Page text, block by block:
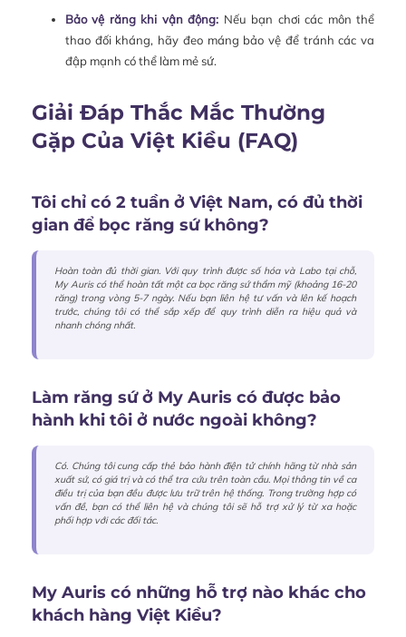
Bảo vệ răng khi vận động: Nếu bạn chơi các môn thể
thao đối kháng, hãy đeo máng bảo vệ để tránh các va
đập mạnh có thể làm mẻ sứ.
Giải Đáp Thắc Mắc Thường
Gặp Của Việt Kiều (FAQ)
Tôi chỉ có 2 tuần ở Việt Nam, có đủ thời
gian để bọc răng sứ không?
Hoàn toàn đủ thời gian. Với quy trình được số hóa và Labo tại chỗ,
My Auris có thể hoàn tất một ca bọc răng sứ thẩm mỹ (khoảng 16-20
răng) trong vòng 5-7 ngày. Nếu bạn liên hệ tư vấn và lên kế hoạch
trước, chúng tôi có thể sắp xếp để quy trình diễn ra hiệu quả và
nhanh chóng nhất.
Làm răng sứ ở My Auris có được bảo
hành khi tôi ở nước ngoài không?
Có. Chúng tôi cung cấp thẻ bảo hành điện tử chính hãng từ nhà sản
xuất sứ, có giá trị và có thể tra cứu trên toàn cầu. Mọi thông tin về ca
điều trị của bạn đều được lưu trữ trên hệ thống. Trong trường hợp có
vấn đề, bạn có thể liên hệ và chúng tôi sẽ hỗ trợ xử lý từ xa hoặc
phối hợp với các đối tác.
My Auris có những hỗ trợ nào khác cho
khách hàng Việt Kiều?